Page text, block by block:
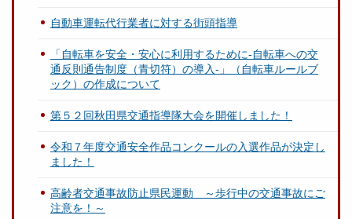
自動車運転代行業者に対する街頭指導
「自転車を安全・安心に利用するために-自転車への交
通反則通告制度（青切符）の導入-」（自転車ルールブ
ック）の作成について
第５２回秋田県交通指導隊大会を開催しました！
令和７年度交通安全作品コンクールの入選作品が決定し
ました！
高齢者交通事故防止県民運動 ～歩行中の交通事故にご
注意を！～